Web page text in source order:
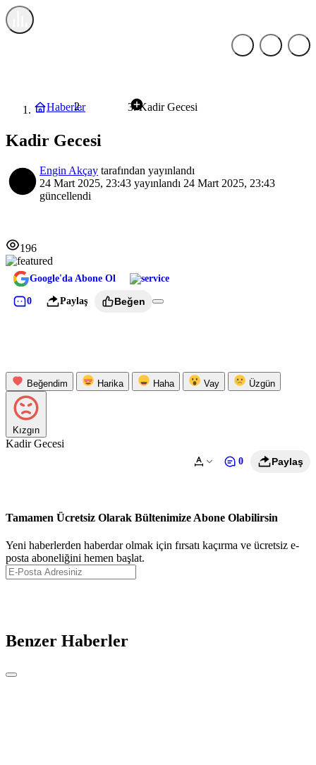
Haberler Kadir Gecesi
Kadir Gecesi
Engin Akçay tarafından yayınlandı
24 Mart 2025, 23:43 yayınlandı 24 Mart 2025, 23:43
güncellendi
196
Google'da Abone Ol
0 Paylaş Beğen
Beğendim Harika Haha Vay Üzgün
Kızgın
Kadir Gecesi
0 Paylaş
Tamamen Ücretsiz Olarak Bültenimize Abone Olabilirsin
Yeni haberlerden haberdar olmak için fırsatı kaçırma ve ücretsiz e-
posta aboneliğini hemen başlat.
Benzer Haberler